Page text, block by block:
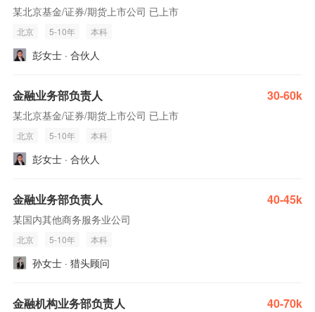
某北京基金/证券/期货上市公司 已上市
北京 5-10年 本科
彭女士 · 合伙人
金融业务部负责人 30-60k
某北京基金/证券/期货上市公司 已上市
北京 5-10年 本科
彭女士 · 合伙人
金融业务部负责人 40-45k
某国内其他商务服务业公司
北京 5-10年 本科
孙女士 · 猎头顾问
金融机构业务部负责人 40-70k